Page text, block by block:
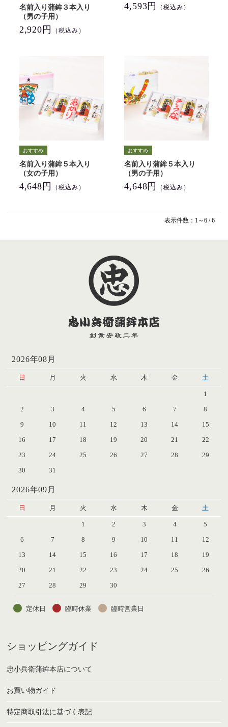
名前入り蒲鉾３本入り
（男の子用）
2,920円 （税込み）
4,593円 （税込み）
名前入り蒲鉾５本入り
（女の子用）
4,648円 （税込み）
名前入り蒲鉾５本入り
（男の子用）
4,648円 （税込み）
表示件数：1～6 / 6
2026年08月
日 月 火 水 木 金 土
1
2
3 4 5 6 7
8
9
10 11 12 13 14
15
16
17 18 19 20 21
22
23
24 25 26 27 28
29
30
31
2026年09月
日 月 火 水 木 金 土
1 2 3 4
5
6
7 8 9 10 11
12
13
14 15 16 17 18
19
20
21 22 23 24 25
26
27
28 29 30
定休日 臨時休業 臨時営業日
ショッピングガイド
忠小兵衛蒲鉾本店について
お買い物ガイド
特定商取引法に基づく表記